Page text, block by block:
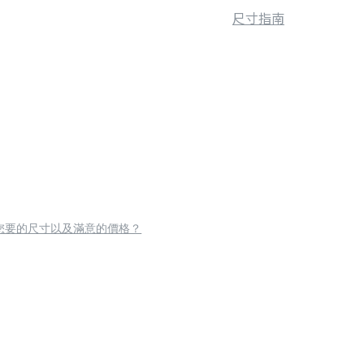
尺寸指南
要的尺寸以及滿意的價格？